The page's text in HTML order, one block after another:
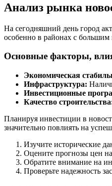
Анализ рынка
На сегодняшний день город
особенно в районах с большим
Основные факторы,
Экономическая
Инфраструктура:
Инвестиционные
Качество
Планируя инвестиции в
значительно повлиять на
Изучите исторические
Оцените прогнозы цен
Обратите внимание на
Проверьте надежность